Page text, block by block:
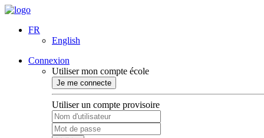
FR
English
Connexion
Utiliser mon compte école
Je me connecte
Utiliser un compte provisoire